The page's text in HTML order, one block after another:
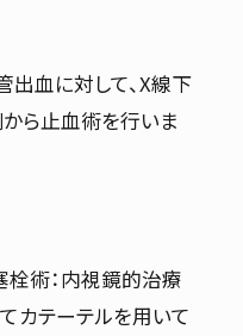
血に対して、X線下
ら止血術を行いま
術：内視鏡的治療
カテーテルを用いて